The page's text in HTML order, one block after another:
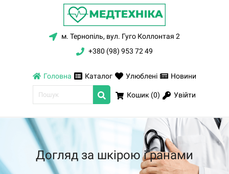
м. Тернопіль, вул. Гуго Коллонтая 2
+380 (98) 953 72 49
Головна Каталог Улюблені Новини
Кошик (0) Увійти
Догляд за шкірою і ранами